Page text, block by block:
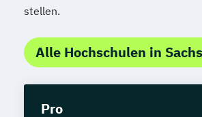
stellen.
Alle Hochschulen in
Pro